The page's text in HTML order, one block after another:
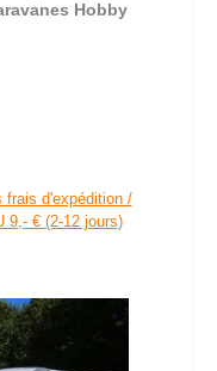
Hobby
:
frais d'expédition /
9,- € (2-12 jours)